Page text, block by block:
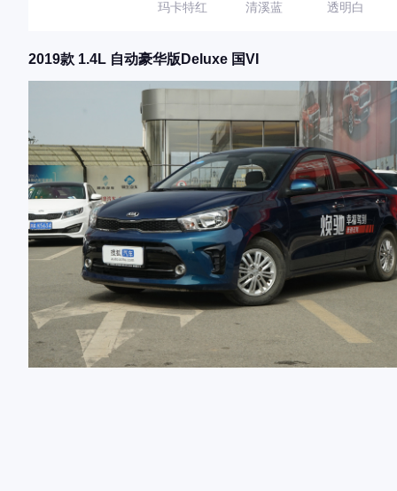
玛卡特红
清溪蓝 透明白
2019款 1.4L 自动豪华版Deluxe 国VI